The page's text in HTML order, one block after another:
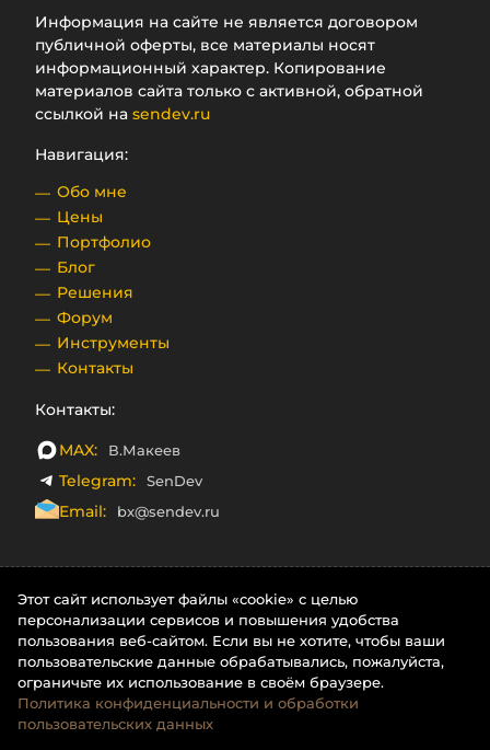
Информация на сайте не является договором
публичной оферты, все материалы носят
информационный характер. Копирование
материалов сайта только с активной, обратной
ссылкой на sendev.ru
Навигация:
Обо мне
Цены
Портфолио
Блог
Решения
Форум
Инструменты
Контакты
Контакты:
MAX: В.Макеев
Telegram: SenDev
Email: bx@sendev.ru
Этот сайт использует файлы «cookie» с целью
персонализации сервисов и повышения удобства
пользования веб-сайтом. Если вы не хотите, чтобы ваши
пользовательские данные обрабатывались, пожалуйста,
ограничьте их использование в своём браузере.
Политика конфиденциальности и обработки
пользовательских данных